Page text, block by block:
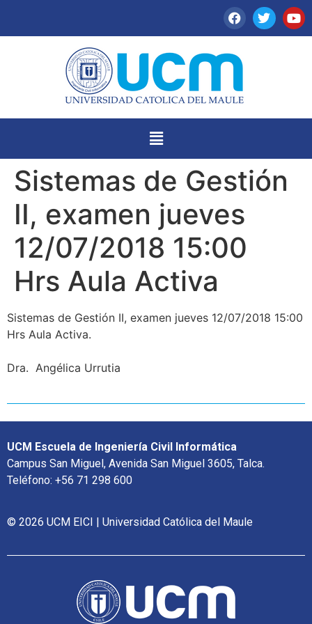
Sistemas de Gestión
II, examen jueves
12/07/2018 15:00
Hrs Aula Activa
Sistemas de Gestión II, examen jueves 12/07/2018 15:00
Hrs Aula Activa.
Dra. Angélica Urrutia
UCM Escuela de Ingeniería Civil Informática
Campus San Miguel, Avenida San Miguel 3605, Talca.
Teléfono: +56 71 298 600
© 2026 UCM EICI | Universidad Católica del Maule